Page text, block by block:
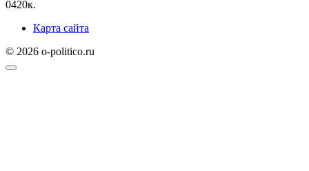
0420к.
Карта сайта
© 2026 o-politico.ru